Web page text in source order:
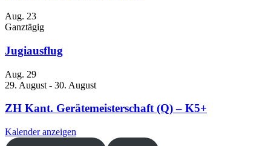
Aug. 23
Ganztägig
Jugiausflug
Aug. 29
29. August - 30. August
ZH Kant. Gerätemeisterschaft (Q) – K5+
Kalender anzeigen